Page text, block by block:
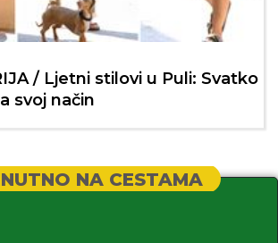
/ Ljetni stilovi u Puli: Svatko
svoj način
NA CESTAMA